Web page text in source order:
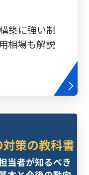
築に強い制
相場も解説